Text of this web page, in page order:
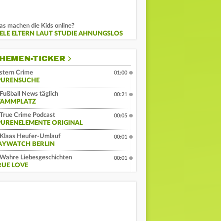
machen die Kids online?
ELTERN LAUT STUDIE AHNUNGSLOS
TICKER
Crime
01:00
News täglich
00:21
Crime Podcast
ORIGINAL
00:05
Heufer-Umlauf
BERLIN
00:01
Liebesgeschichten
LOVE
00:01